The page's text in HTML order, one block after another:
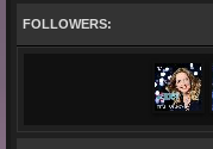
der Partyschlager - Band
knapp das Finale und erreichte
romantisch“ ist ebenfalls bei vielen
Im April 2019 dann das Original von
FOLLOWERS: